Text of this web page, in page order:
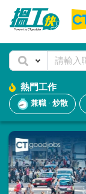
熱門工作
兼職 · 炒散